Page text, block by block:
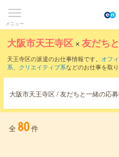
メニュー
大阪市天王寺区 ×友だち
天王寺区の派遣のお仕事情報です。 オフ
系、 クリエイティブ系などのお仕事を取
大阪市天王寺区 / 友だちと一緒の応
全 80件